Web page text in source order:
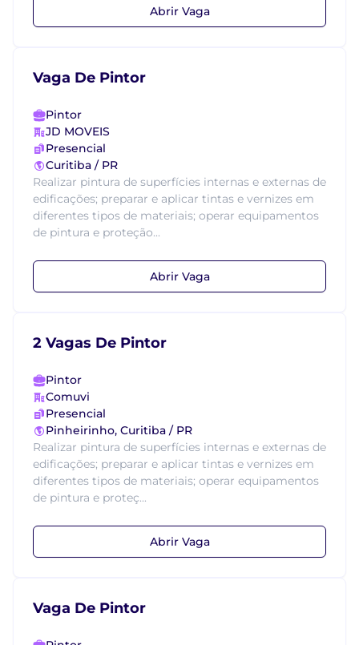
Abrir Vaga
Vaga De Pintor
Pintor
JD MOVEIS
Presencial
Curitiba / PR
Realizar pintura de superfícies internas e externas de
edificações; preparar e aplicar tintas e vernizes em
diferentes tipos de materiais; operar equipamentos
de pintura e proteção...
Abrir Vaga
2 Vagas De Pintor
Pintor
Comuvi
Presencial
Pinheirinho, Curitiba / PR
Realizar pintura de superfícies internas e externas de
edificações; preparar e aplicar tintas e vernizes em
diferentes tipos de materiais; operar equipamentos
de pintura e proteç...
Abrir Vaga
Vaga De Pintor